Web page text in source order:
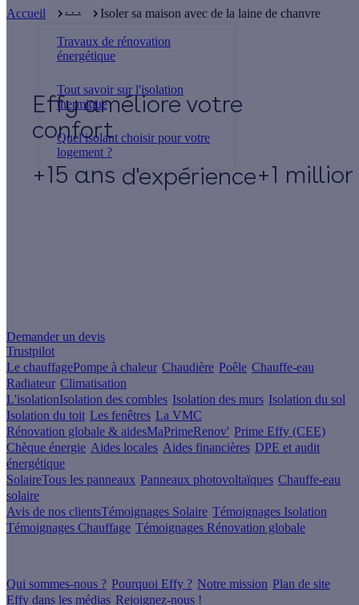
Accueil . . .
Travaux de rénovation
énergétique
Tout savoir sur l'isolation
thermique
Quel isolant choisir pour votre
logement ?
Isoler sa maison avec de la laine de chanvre
Effy
+15 ans d'expérience+1
Demander un devis
Trustpilot
Le chauffagePompe à chaleur Chaudière Poêle Chauffe-eau
Radiateur Climatisation
L'isolationIsolation des combles Isolation des murs Isolation du sol
Isolation du toit Les fenêtres La VMC
Rénovation globale & aidesMaPrimeRenov' Prime Effy (CEE)
Chèque énergie Aides locales Aides financières DPE et audit
énergétique
SolaireTous les panneaux Panneaux photovoltaïques Chauffe-eau
solaire
Avis de nos clientsTémoignages Solaire Témoignages Isolation
Témoignages Chauffage Témoignages Rénovation globale
Qui sommes-nous ? Pourquoi Effy ? Notre mission Plan de site
Effy dans les médias Rejoignez-nous !